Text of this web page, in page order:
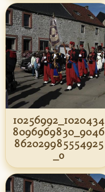
10256992_1020434
8096969830_9046
862029985554925
_o